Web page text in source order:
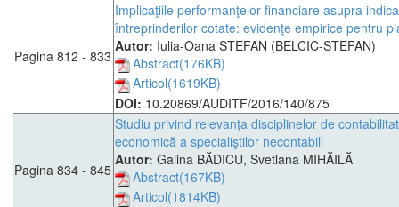
Pagina 812 - 833
Implicaţiile performanţelor financiare asupra
întreprinderilor cotate: evidenţe empirice pentru
Autor: Iulia-Oana STEFAN (BELCIC-STEFAN)
Abstract(176KB)
Articol(1619KB)
DOI: 10.20869/AUDITF/2016/140/875
Pagina 834 - 845
Studiu privind relevanţa disciplinelor de
economică a specialiştilor necontabili
Autor: Galina BĂDICU, Svetlana MIHĂILĂ
Abstract(167KB)
Articol(1814KB)